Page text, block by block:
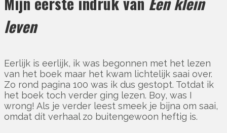
leven
Eerlijk is eerlijk, ik was begonnen met het lezen
van het boek maar het kwam lichtelijk saai over.
Zo rond pagina 100 was ik dus gestopt. Totdat ik
het boek toch verder ging lezen. Boy, was I
wrong! Als je verder leest smeek je bijna om saai,
omdat dít verhaal zo buitengewoon heftig is.